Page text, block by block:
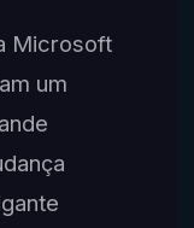
Microsoft
um